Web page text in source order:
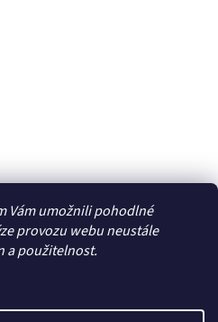
Vám umožnili pohodlné
provozu webu neustále
a použitelnost.